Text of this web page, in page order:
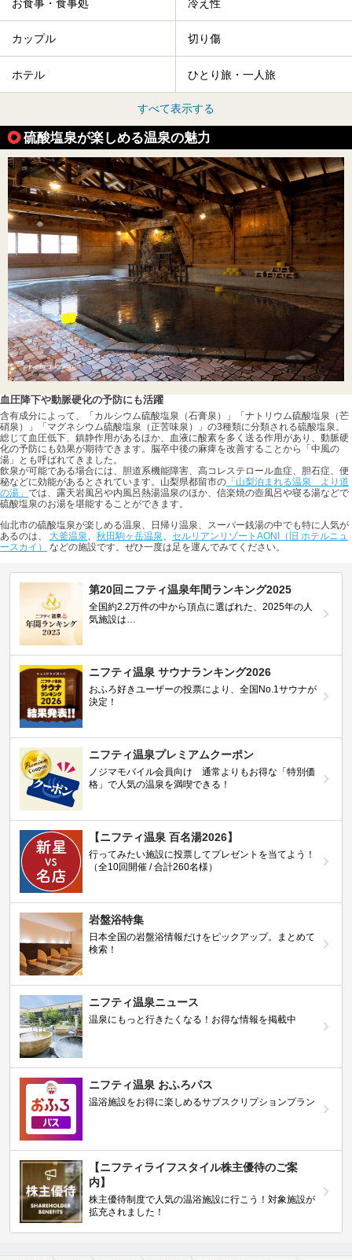
お食事・食事処 冷え性
カップル 切り傷
ホテル ひとり旅・一人旅
すべて表示する
硫酸塩泉が楽しめる温泉の魅力
血圧降下や動脈硬化の予防にも活躍
含有成分によって、「カルシウム硫酸塩泉（石膏泉）」「ナトリウム硫酸塩泉（芒
硝泉）」「マグネシウム硫酸塩泉（正苦味泉）」の3種類に分類される硫酸塩泉。
総じて血圧低下、鎮静作用があるほか、血液に酸素を多く送る作用があり、動脈硬
化の予防にも効果が期待できます。脳卒中後の麻痺を改善することから「中風の
湯」とも呼ばれてきました。
飲泉が可能である場合には、胆道系機能障害、高コレステロール血症、胆石症、便
秘などに効能があるとされています。山梨県都留市の 「山梨泊まれる温泉 より道
の湯」 では、露天岩風呂や内風呂熱湯温泉のほか、信楽焼の壺風呂や寝る湯などで
硫酸塩泉のお湯を堪能することができます。
仙北市の硫酸塩泉が楽しめる温泉、日帰り温泉、スーパー銭湯の中でも特に人気が
あるのは、 大釜温泉、 秋田駒ヶ岳温泉、 セルリアンリゾートAONI（旧 ホテルニュ
ースカイ）
などの施設です。ぜひ一度は足を運んでみてください。
第20回ニフティ温泉年間ランキング2025
全国約2.2万件の中から頂点に選ばれた、2025年の人
気施設は…
ニフティ温泉 サウナランキング2026
おふろ好きユーザーの投票により、全国No.1サウナが
決定！
ニフティ温泉プレミアムクーポン
ノジマモバイル会員向け 通常よりもお得な「特別価
格」で人気の温泉を満喫できる！
【ニフティ温泉 百名湯2026】
行ってみたい施設に投票してプレゼントを当てよう！
（全10回開催 / 合計260名様）
岩盤浴特集
日本全国の岩盤浴情報だけをピックアップ。まとめて
検索！
ニフティ温泉ニュース
温泉にもっと行きたくなる！お得な情報を掲載中
ニフティ温泉 おふろパス
温浴施設をお得に楽しめるサブスクリプションプラン
【ニフティライフスタイル株主優待のご案
内】
株主優待制度で人気の温浴施設に行こう！対象施設が
拡充されました！